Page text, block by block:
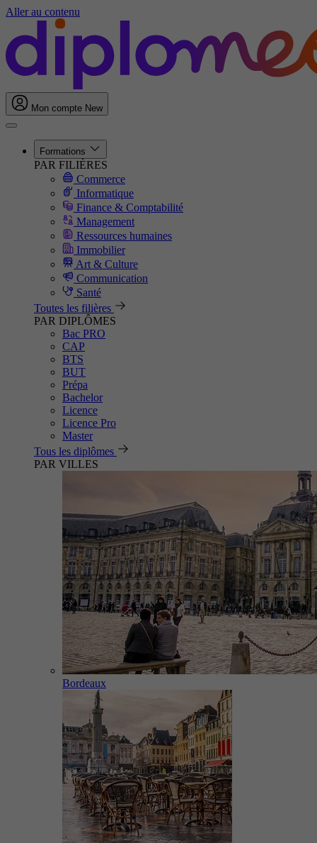
Aller au contenu
Mon compte New
Formations
PAR FILIÈRES
Commerce
Informatique
Finance & Comptabilité
Management
Ressources humaines
Immobilier
Art & Culture
Communication
Santé
Toutes les filières
PAR DIPLÔMES
Bac PRO
CAP
BTS
BUT
Prépa
Bachelor
Licence
Licence Pro
Master
Tous les diplômes
PAR VILLES
Bordeaux